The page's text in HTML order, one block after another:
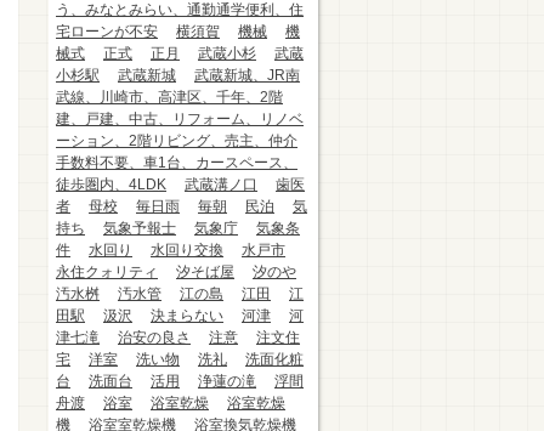
う、みなとみらい、通勤通学便利、住
宅ローンが不安
横須賀 機械
機
械式
正式 正月 武蔵小杉
武蔵
小杉駅
武蔵新城
武蔵新城、JR南
武線、川崎市、高津区、千年、2階
建、戸建、中古、リフォーム、リノベ
ーション、2階リビング、売主、仲介
手数料不要、車1台、カースペース、
徒歩圏内、4LDK
武蔵溝ノ口
歯医
者
母校 毎日雨 毎朝 民泊
気
持ち
気象予報士 気象庁
気象条
件
水回り 水回り交換
水戸市
永住クォリティ
汐そば屋
汐のや
汚水桝
汚水管 江の島 江田
江
田駅
汲沢 決まらない 河津
河
津七滝
治安の良さ 注意
注文住
宅
洋室 洗い物 洗礼
洗面化粧
台
洗面台 活用 浄蓮の滝
浮間
舟渡
浴室 浴室乾燥
浴室乾燥
機
浴室室乾燥機
浴室換気乾燥機